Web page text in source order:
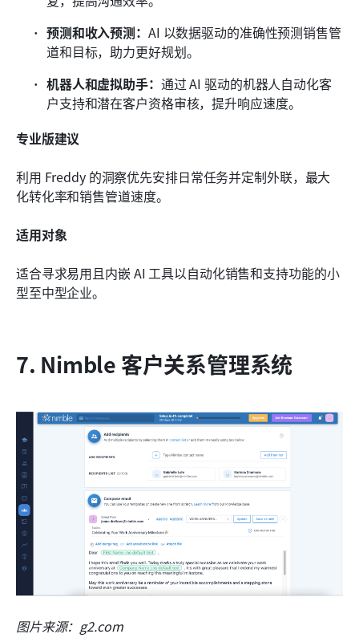
预测和收入预测： AI 以数据驱动的准确性预测销售管
道和目标，助力更好规划。
机器人和虚拟助手： 通过 AI 驱动的机器人自动化客
户支持和潜在客户资格审核，提升响应速度。
专业版建议
利用 Freddy 的洞察优先安排日常任务并定制外联，最大
化转化率和销售管道速度。
适用对象
适合寻求易用且内嵌 AI 工具以自动化销售和支持功能的小
型至中型企业。
7. Nimble 客户关系管理系统
图片来源：g2.com